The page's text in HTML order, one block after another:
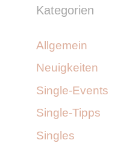
Kategorien
Allgemein
Neuigkeiten
Single-Events
Single-Tipps
Singles